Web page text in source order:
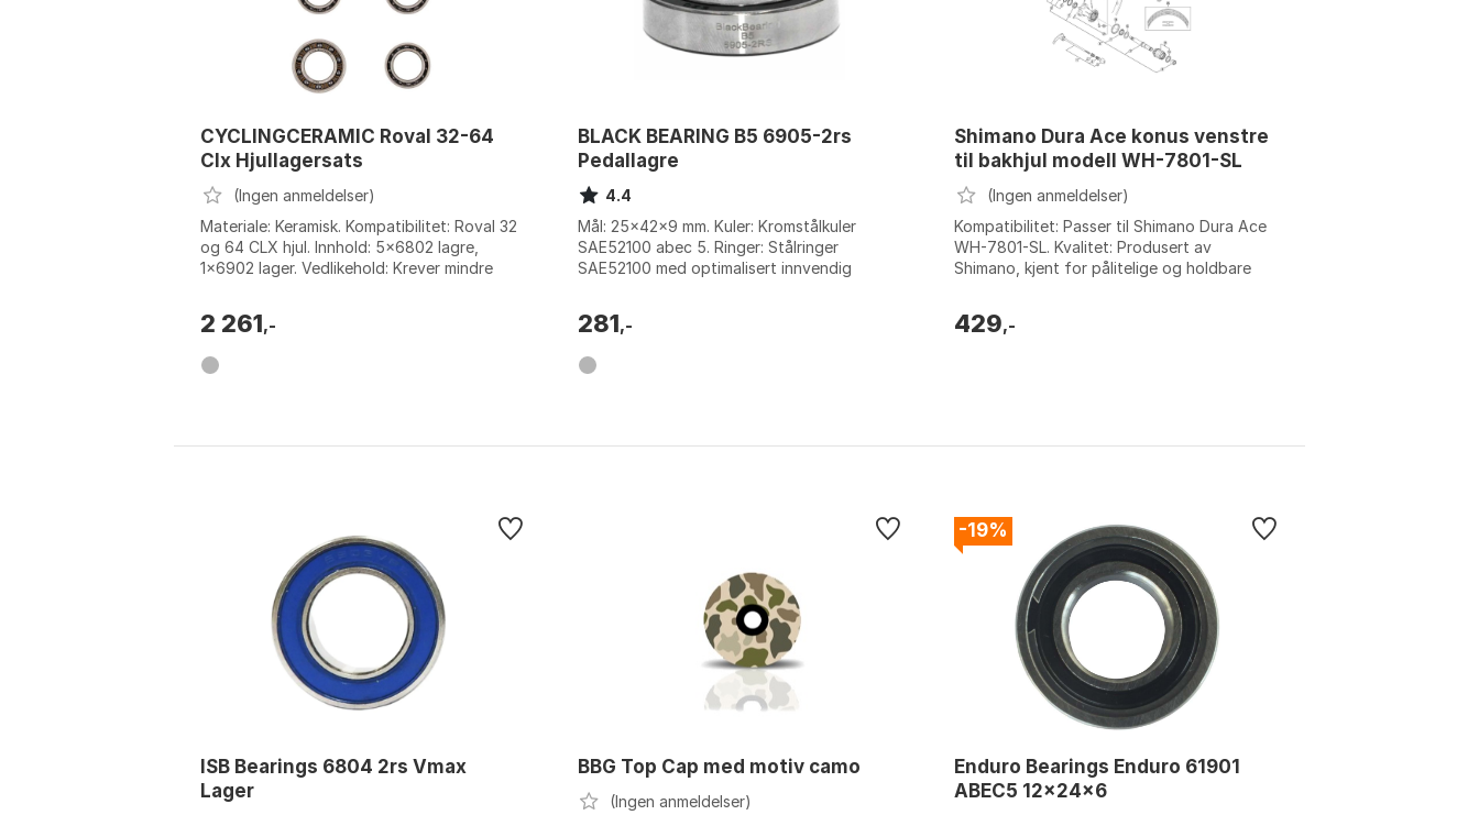
CYCLINGCERAMIC Roval 32-64
Clx Hjullagersats
(Ingen anmeldelser)
Materiale: Keramisk. Kompatibilitet: Roval 32
og 64 CLX hjul. Innhold: 5x6802 lagre,
1x6902 lager. Vedlikehold: Krever mindre
2 261,-
BLACK BEARING B5 6905-2rs
Pedallagre
4.4
Mål: 25x42x9 mm. Kuler: Kromstålkuler
SAE52100 abec 5. Ringer: Stålringer
SAE52100 med optimalisert innvendig
281,-
Shimano Dura Ace konus venstre
til bakhjul modell WH-7801-SL
(Ingen anmeldelser)
Kompatibilitet: Passer til Shimano Dura Ace
WH-7801-SL. Kvalitet: Produsert av
Shimano, kjent for pålitelige og holdbare
til baknav.
429,-
ISB Bearings 6804 2rs Vmax
Lager
BBG Top Cap med motiv camo
(Ingen anmeldelser)
-19%
Enduro Bearings Enduro 61901
ABEC5 12x24x6